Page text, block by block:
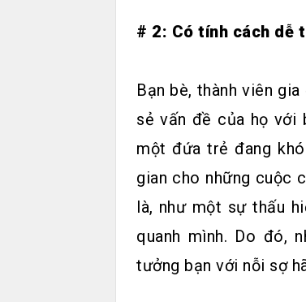
# 2: Có tính cách dễ
Bạn bè, thành viên
sẻ vấn đề của họ với
một đứa trẻ đang
gian cho những cuộc
là, như một sự thấu
quanh mình. Do đó,
tưởng bạn với nỗi sợ